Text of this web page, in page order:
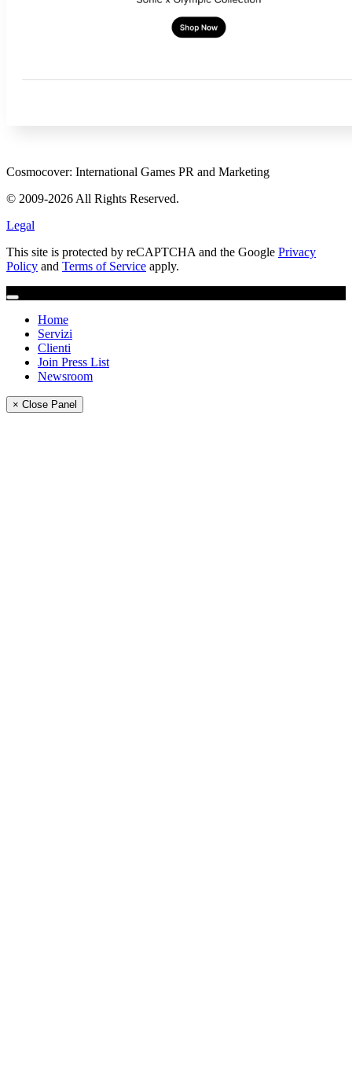
Cosmocover: International Games PR and Marketing
© 2009-2026 All Rights Reserved.
Legal
This site is protected by reCAPTCHA and the Google Privacy
Policy and Terms of Service apply.
Home
Servizi
Clienti
Join Press List
Newsroom
× Close Panel